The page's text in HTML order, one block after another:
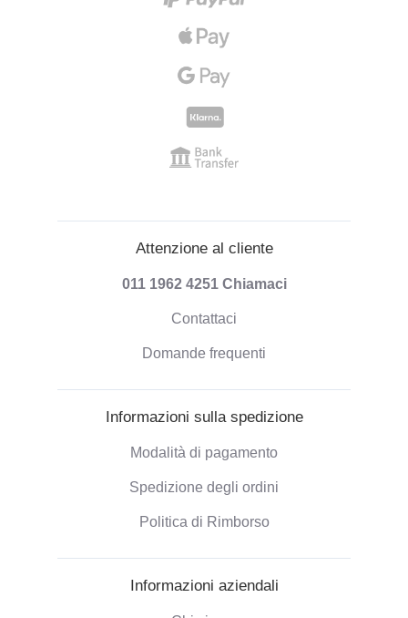
Attenzione al cliente
011 1962 4251 Chiamaci
Contattaci
Domande frequenti
Informazioni sulla spedizione
Modalità di pagamento
Spedizione degli ordini
Politica di Rimborso
Informazioni aziendali